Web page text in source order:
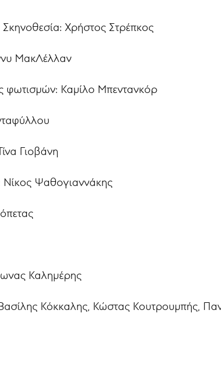
Χρήστος Στρέπκος
ΜακΛέλλαν
φωτισμών: Καμίλο Μπεντανκόρ
Γιοβάνη
Ψαθογιαννάκης
Καλημέρης
Κόκκαλης, Κώστας Κουτρουμπής,